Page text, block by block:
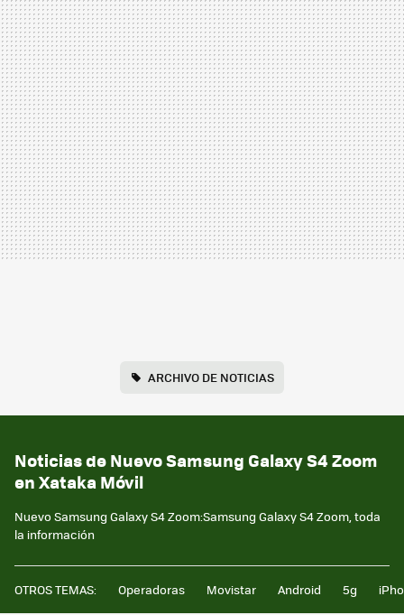
ARCHIVO DE NOTICIAS
Noticias de Nuevo Samsung Galaxy S4 Zoom
en Xataka Móvil
Nuevo Samsung Galaxy S4 Zoom:Samsung Galaxy S4 Zoom, toda
la información
OTROS TEMAS: Operadoras Movistar Android 5g